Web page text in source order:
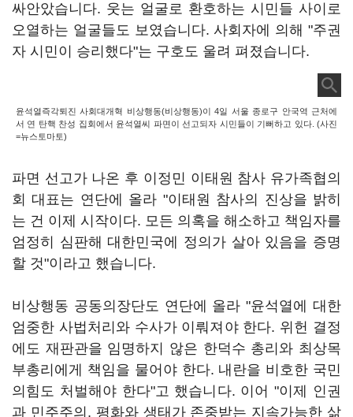
싸안았습니다. 웃는 얼굴로 환호하는 시민들 사이로
오열하는 얼굴들도 보였습니다. 사회자에 의해 "주권
자 시민이 승리했다"는 구호도 울려 펴졌습니다.
윤석열즉각퇴진 사회대개혁 비상행동(비상행동)이 4일 서울 종로구 안국역 근처에
서 연 탄핵 찬성 집회에서 윤석열씨 파면이 선고되자 시민들이 기뻐하고 있다. (사진
=뉴스토마토)
파면 선고가 나온 후 이정민 이태원 참사 유가족협의
회 대표는 연단에 올라 "이태원 참사의 진상을 밝히
는 건 이제 시작이다. 모든 의혹을 해소하고 책임자를
엄정히 심판해 대한민국에 정의가 살아 있음을 증명
할 것"이라고 했습니다.
비상행동 공동의장단도 연단에 올라 "윤석열에 대한
엄중한 사법처리와 수사가 이뤄져야 한다. 위헌 결정
에도 재판관을 임명하지 않은 한덕수 총리와 최상목
부총리에게 책임을 물어야 한다. 내란을 비호한 국민
의힘도 처벌해야 한다"고 했습니다. 이어 "이제 인권
과 민주주의, 평화와 생태가 존중받는 지속가능한 삶